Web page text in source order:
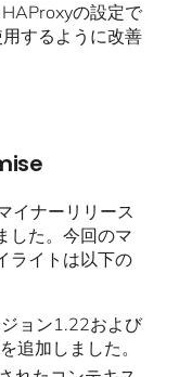
の設定で
するように改善
イナーリリース
した。今回のマ
ライトは以下の
ョン1.22および
追加しました。